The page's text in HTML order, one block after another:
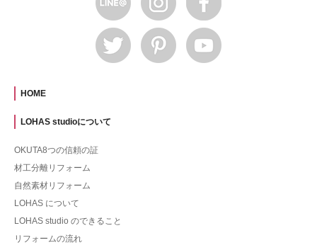
HOME
LOHAS studioについて
OKUTA8つの信頼の証
材工分離リフォーム
自然素材リフォーム
LOHAS について
LOHAS studio のできること
リフォームの流れ